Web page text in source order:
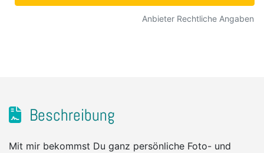
Anbieter Rechtliche Angaben
Beschreibung
Mit mir bekommst Du ganz persönliche Foto- und